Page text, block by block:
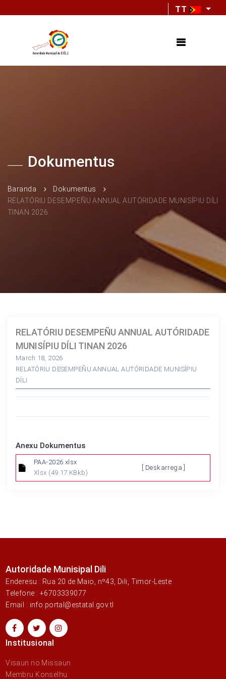
TT
Dokumentus
Baranda
Dokumentus
RELATÓRIU DESEMPEÑU ANNUAL AUTÓRIDADE MUNISÍPIU DÍLI
TINAN 2026
RELATÓRIU DESEMPEÑU ANNUAL AUTÓRIDADE
MUNISÍPIU DÍLI TINAN 2026
March 18, 2026
RELATÓRIU DESEMPEÑU ANNUAL AUTÓRIDADE MUNISÍPIU
DÍLI
Anexu Dokumentus
PAA-2026.xlsx
Xlsx (49.17 KBkb)
[ Deskarrega ]
Autoridade Munisipal Dili
Enderesu : Rua 20 de Maio, nº43, Dili, Timor-Leste
Telefone : +6703339077
Email : info.portal@estatal.gov.tl
Institusional
Visaun no Missaun
Membru Konselhu